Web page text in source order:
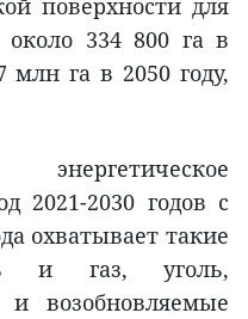
поверхности для
334 800 га в
млн га в 2050 году,
2021-2030 годов с
охватывает такие
и газ, уголь,
и возобновляемые